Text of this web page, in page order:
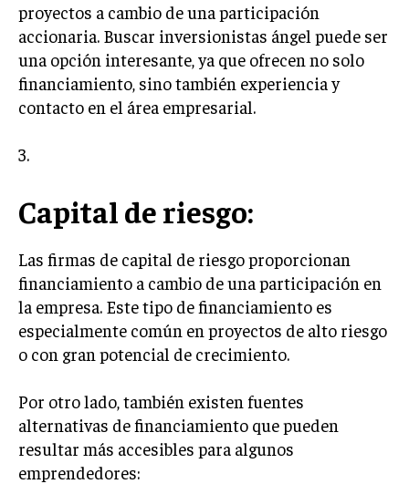
INTERNACIONAL
NEGOCIOS INTERNACIONALES
COMERCIO INTERNACIONAL
EXPANSIÓN GLOBAL
TECNOLOGIA
SOSTENIBILIDAD Y MEDIO AMBIENTE
GESTIÓN DE LA INNOVACIÓN TECNOLÓGICA
TRANSFORMACIÓN DIGITAL
ANALÍTICA EMPRESARIAL Y BUSINESS
CIBERSEGURIDAD EMPRESARIAL
ESTRATEGIA
EMPRESAS FAMILIARES Y SUCESIÓN
proyectos a cambio de una participación
accionaria. Buscar inversionistas ángel puede ser
una opción interesante, ya que ofrecen no solo
financiamiento, sino también experiencia y
contacto en el área empresarial.
3.
Capital de riesgo:
Las firmas de capital de riesgo proporcionan
financiamiento a cambio de una participación en
la empresa. Este tipo de financiamiento es
especialmente común en proyectos de alto riesgo
o con gran potencial de crecimiento.
Por otro lado, también existen fuentes
alternativas de financiamiento que pueden
resultar más accesibles para algunos
emprendedores: